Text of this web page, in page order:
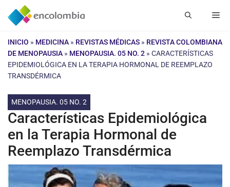
Saltar
INICIO » MEDICINA » REVISTAS MÉDICAS » REVISTA COLOMBIANA
DE MENOPAUSIA » MENOPAUSIA. 05 NO. 2 » CARACTERÍSTICAS
EPIDEMIOLÓGICA EN LA TERAPIA HORMONAL DE REEMPLAZO
TRANSDÉRMICA
MENOPAUSIA. 05 NO. 2
Características Epidemiológica
en la Terapia Hormonal de
Reemplazo Transdérmica